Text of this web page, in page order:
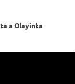
a Olayinka